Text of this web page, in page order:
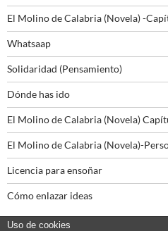
El Molino de Calabria (Novela) -
Whatsaap
Solidaridad (Pensamiento)
Dónde has ido
El Molino de Calabria (Novela)
El Molino de Calabria (Novela)-
Licencia para ensoñar
Cómo enlazar ideas
Uso de cookies